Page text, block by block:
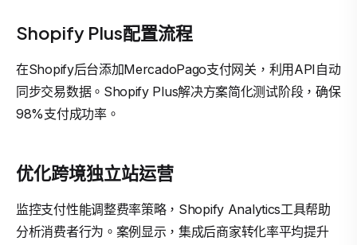
Shopify Plus配置流程
在Shopify后台添加MercadoPago支付网关，利用API自动
同步交易数据。Shopify Plus解决方案简化测试阶段，确保
98%支付成功率。
优化跨境独立站运营
监控支付性能调整费率策略，Shopify Analytics工具帮助
分析消费者行为。案例显示，集成后商家转化率平均提升